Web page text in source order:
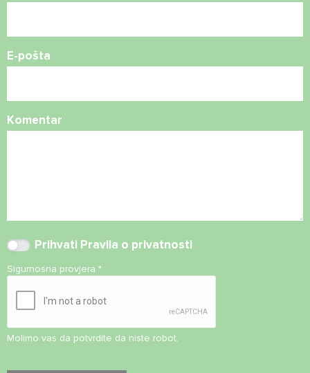
E-pošta
Komentar
Prihvati Pravila o privatnosti
Sigurnosna provjera *
Molimo vas da potvrdite da niste robot.